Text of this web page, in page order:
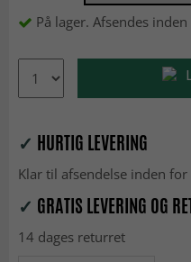
På lager. Afsendes
✓ HURTIG LEVERING
Klar til afsendelse inden
✓ GRATIS LEVERING OG
14 dages returret